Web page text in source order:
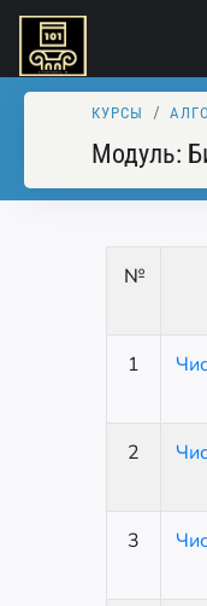
КУРСЫ
Модуль:
№
1
2
3